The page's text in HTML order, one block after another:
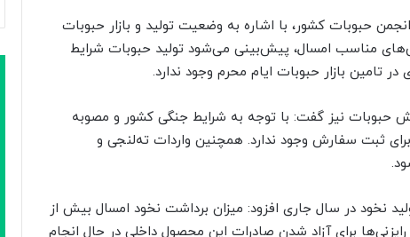
حبوبات کشور، با اشاره به وضعیت تولید و بازار حبوبات
مناسب امسال، پیش‌بینی می‌شود تولید حبوبات شرایط
تامین بازار حبوبات ایام محرم وجود ندارد.
حبوبات نیز گفت: با توجه به شرایط جنگی کشور و مصوبه
ثبت سفارش وجود ندارد. همچنین واردات ته‌لنجی و
نخود در سال جاری افزود: میزان برداشت نخود امسال بیش از
برای آزاد شدن صادرات این محصول داخلی در حال انجام